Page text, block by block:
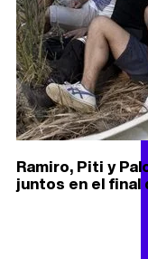
Ramiro, Piti y
juntos en el final